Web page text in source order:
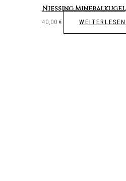
Niessing Mineralkugel
40,00 € WEITERLESEN